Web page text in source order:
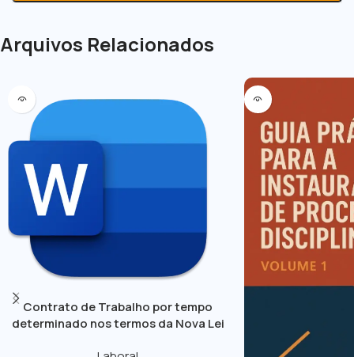
Arquivos Relacionados
Contrato de Trabalho por tempo
determinado nos termos da Nova Lei